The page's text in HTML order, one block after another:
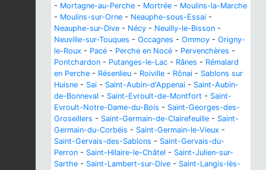
- Mortagne-au-Perche - Mortrée - Moulins-la-Marche
- Moulins-sur-Orne - Neauphe-sous-Essai -
Neauphe-sur-Dive - Nécy - Neuilly-le-Bisson -
Neuville-sur-Touques - Occagnes - Ommoy - Origny-
le-Roux - Pacé - Perche en Nocé - Pervenchères -
Pontchardon - Putanges-le-Lac - Rânes - Rémalard
en Perche - Résenlieu - Roiville - Rônai - Sablons sur
Huisne - Sai - Saint-Aubin-d'Appenai - Saint-Aubin-
de-Bonneval - Saint-Evroult-de-Montfort - Saint-
Evroult-Notre-Dame-du-Bois - Saint-Georges-des-
Groseillers - Saint-Germain-de-Clairefeuille - Saint-
Germain-du-Corbéis - Saint-Germain-le-Vieux -
Saint-Gervais-des-Sablons - Saint-Gervais-du-
Perron - Saint-Hilaire-le-Châtel - Saint-Julien-sur-
Sarthe - Saint-Lambert-sur-Dive - Saint-Langis-lès-